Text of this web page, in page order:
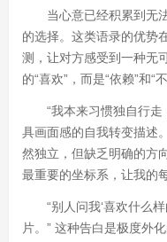
当心意已经积累到无
的选择。这类语录的优势
测，让对方感受到一种无
的“喜欢”，而是“依赖”和“
“我本来习惯独自行
具画面感的自我转变描述
然独立，但缺乏明确的方
最重要的坐标系，让我的
“别人问我‘喜欢什么
片。” 这种告白是极度外